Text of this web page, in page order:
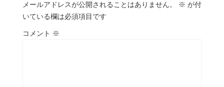
メールアドレスが公開されることはありません。 ※ が付
いている欄は必須項目です
コメント ※